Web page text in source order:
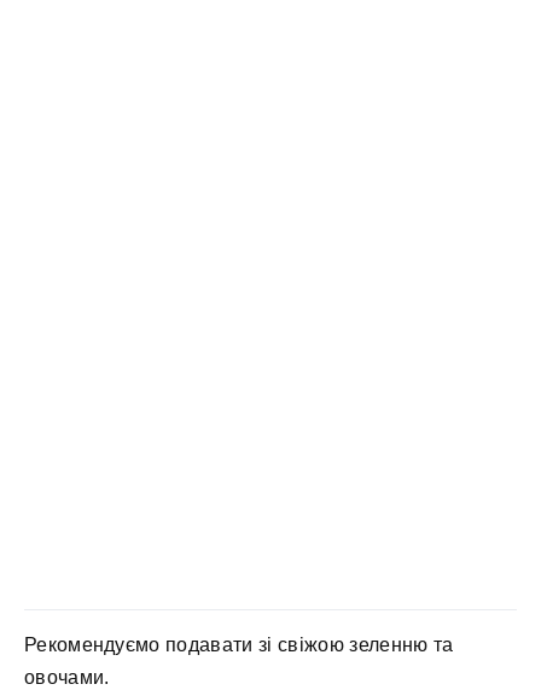
Рекомендуємо подавати зі свіжою зеленню та
овочами.